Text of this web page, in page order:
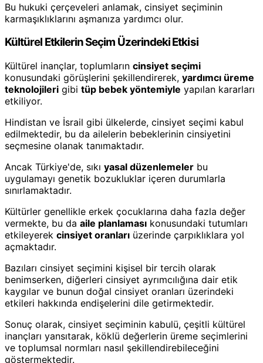
Bu hukuki çerçeveleri anlamak, cinsiyet seçiminin
karmaşıklıklarını aşmanıza yardımcı olur.
Kültürel Etkilerin Seçim Üzerindeki Etkisi
Kültürel inançlar, toplumların cinsiyet seçimi
konusundaki görüşlerini şekillendirerek, yardımcı üreme
teknolojileri gibi tüp bebek yöntemiyle yapılan kararları
etkiliyor.
Hindistan ve İsrail gibi ülkelerde, cinsiyet seçimi kabul
edilmektedir, bu da ailelerin bebeklerinin cinsiyetini
seçmesine olanak tanımaktadır.
Ancak Türkiye'de, sıkı yasal düzenlemeler bu
uygulamayı genetik bozukluklar içeren durumlarla
sınırlamaktadır.
Kültürler genellikle erkek çocuklarına daha fazla değer
vermekte, bu da aile planlaması konusundaki tutumları
etkileyerek cinsiyet oranları üzerinde çarpıklıklara yol
açmaktadır.
Bazıları cinsiyet seçimini kişisel bir tercih olarak
benimserken, diğerleri cinsiyet ayrımcılığına dair etik
kaygılar ve bunun doğal cinsiyet oranları üzerindeki
etkileri hakkında endişelerini dile getirmektedir.
Sonuç olarak, cinsiyet seçiminin kabulü, çeşitli kültürel
inançları yansıtarak, köklü değerlerin üreme seçimlerini
ve toplumsal normları nasıl şekillendirebileceğini
göstermektedir.